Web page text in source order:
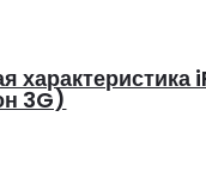
характеристика
3G)